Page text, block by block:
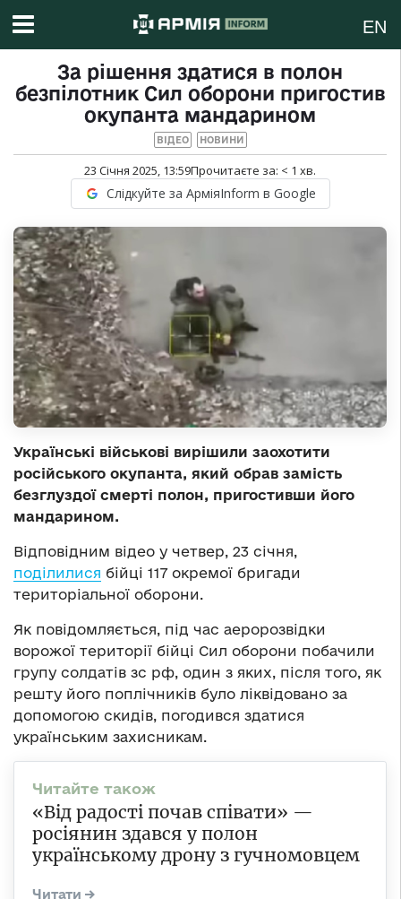
EN
За рішення здатися в полон
безпілотник Сил оборони пригостив
окупанта мандарином
ВІДЕО НОВИНИ
23 Січня 2025, 13:59Прочитаєте за: < 1 хв.
Слідкуйте за АрміяInform в Google
Українські військові вирішили заохотити
російського окупанта, який обрав замість
безглуздої смерті полон, пригостивши його
мандарином.
Відповідним відео у четвер, 23 січня,
поділилися бійці 117 окремої бригади
територіальної оборони.
Як повідомляється, під час аеророзвідки
ворожої території бійці Сил оборони побачили
групу солдатів зс рф, один з яких, після того, як
решту його поплічників було ліквідовано за
допомогою скидів, погодився здатися
українським захисникам.
«Від радості почав співати» —
росіянин здався у полон
українському дрону з гучномовцем